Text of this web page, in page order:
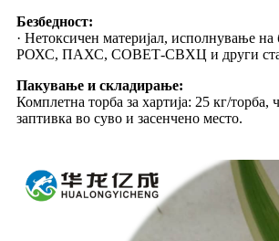
Безбедност:
· Нетоксичен материјал, исполнување
РОХС, ПАХС, СОВЕТ-СВХЦ и други
Пакување и складирање:
Комплетна торба за хартија: 25 кг/торба,
заптивка во суво и засенчено место.